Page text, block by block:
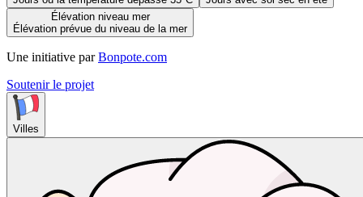
Élévation niveau mer
Élévation prévue du niveau de la mer
Une initiative par Bonpote.com
Soutenir le projet
Villes